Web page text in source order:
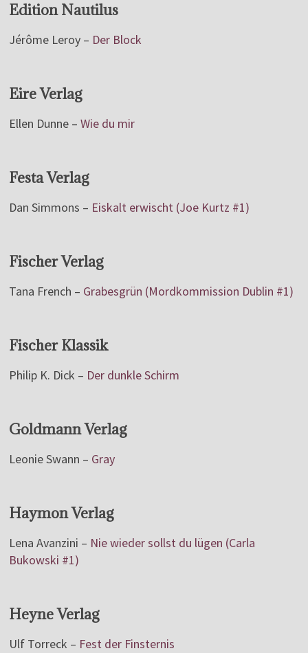
Edition Nautilus
Jérôme Leroy – Der Block
Eire Verlag
Ellen Dunne –Wie du mir
Festa Verlag
Dan Simmons – Eiskalt erwischt (Joe Kurtz #1)
Fischer Verlag
Tana French – Grabesgrün (Mordkommission Dublin #1)
Fischer Klassik
Philip K. Dick – Der dunkle Schirm
Goldmann Verlag
Leonie Swann – Gray
Haymon Verlag
Lena Avanzini – Nie wieder sollst du lügen (Carla
Bukowski #1)
Heyne Verlag
Ulf Torreck – Fest der Finsternis